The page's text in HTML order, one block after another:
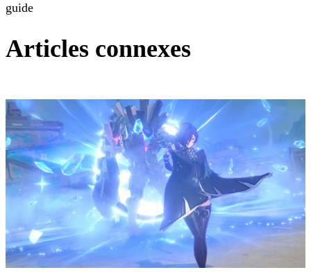
guide
Articles connexes